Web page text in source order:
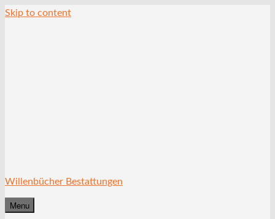
Skip to content
Willenbücher Bestattungen
Menu